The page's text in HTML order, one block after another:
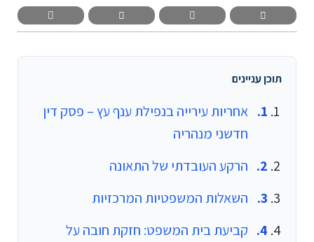
תוכן עניינים
אחריות עירייה בנפילת ענף עץ – פסק דין
חדשני מנהריה
הרקע העובדתי של התאונה
השאלות המשפטיות המרכזיות
קביעת בית המשפט: חזקת חובה על